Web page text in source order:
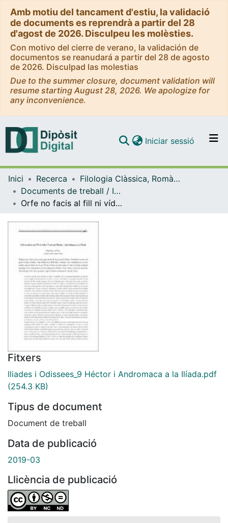
Amb motiu del tancament d'estiu, la validació
de documents es reprendrà a partir del 28
d'agost de 2026. Disculpeu les molèsties.
Con motivo del cierre de verano, la validación de
documentos se reanudará a partir del 28 de agosto
de 2026. Disculpad las molestias
Due to the summer closure, document validation will
resume starting August 28, 2026. We apologize for
any inconvenience.
Navega per tot el DD
Com publicar
Iniciar sessió (current)
Inici Recerca
Filologia Clàssica, Romànica i Semítica
Documents de treball / Informes (Filologia Clàssica, Romànica i Semítica)
Orfe no facis al fill ni vídua l’esposa: Héctor i Andròmaca a la Ilíada
Fitxers
Iliades i Odissees_9 Héctor i Andromaca a la Ilíada.pdf
(254.3 KB)
Tipus de document
Document de treball
Data de publicació
2019-03
Llicència de publicació